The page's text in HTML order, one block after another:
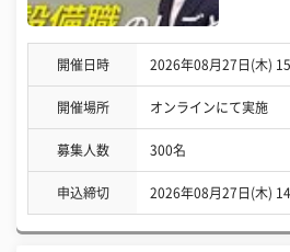
開催日時 2026年08月27日(木)
開催場所 オンラインにて実施
募集人数 300名
申込締切 2026年08月27日(木)